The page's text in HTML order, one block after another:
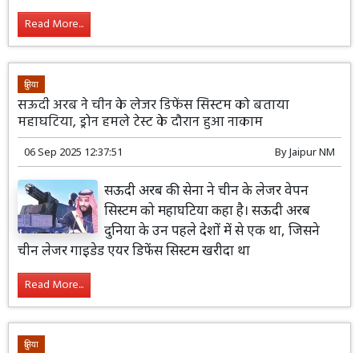
Read More...
दुनिया
सऊदी अरब ने चीन के लेजर डिफेंस सिस्टम को बताया
महाघटिया, ड्रोन हमले टेस्ट के दौरान हुआ नाकाम
06 Sep 2025 12:37:51 ByJaipur NM
सऊदी अरब की सेना ने चीन के लेजर वेपन
सिस्टम को महाघटिया कहा है। सऊदी अरब
दुनिया के उन पहले देशों में से एक था, जिसने
चीन लेजर गाइडेड एयर डिफेंस सिस्टम खरीदा था
Read More...
दुनिया